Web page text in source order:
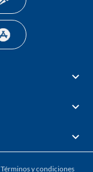
Términos y condiciones